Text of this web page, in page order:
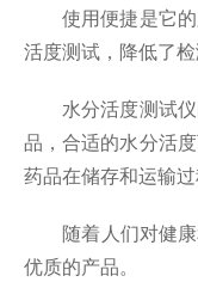
使用便捷是它的又
活度测试，降低了检
水分活度测试仪的
品，合适的水分活
药品在储存和运输
随着人们对健康和
优质的产品。